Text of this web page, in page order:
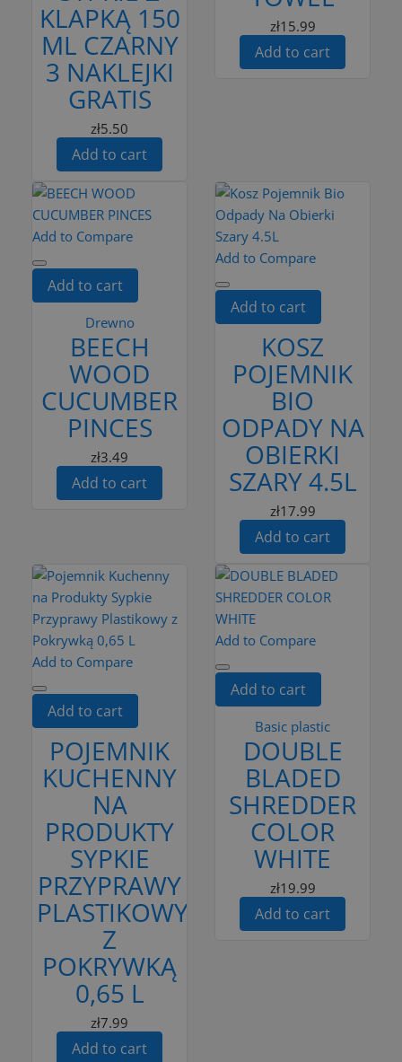
KLAPKĄ 150
ML CZARNY
3 NAKLEJKI
GRATIS
zł5.50
Add to cart
zł15.99
Add to cart
Add to Compare
Add to cart
Drewno
BEECH
WOOD
CUCUMBER
PINCES
zł3.49
Add to cart
Add to Compare
Add to cart
KOSZ
POJEMNIK
BIO
ODPADY NA
OBIERKI
SZARY 4.5L
zł17.99
Add to cart
Add to Compare
Add to cart
POJEMNIK
KUCHENNY
NA
PRODUKTY
SYPKIE
PRZYPRAWY
PLASTIKOWY
Z
POKRYWKĄ
0,65 L
zł7.99
Add to cart
Add to Compare
Add to cart
Basic plastic
DOUBLE
BLADED
SHREDDER
COLOR
WHITE
zł19.99
Add to cart